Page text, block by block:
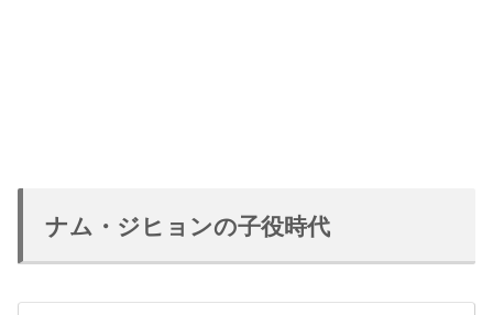
ナム・ジヒョンの子役時代